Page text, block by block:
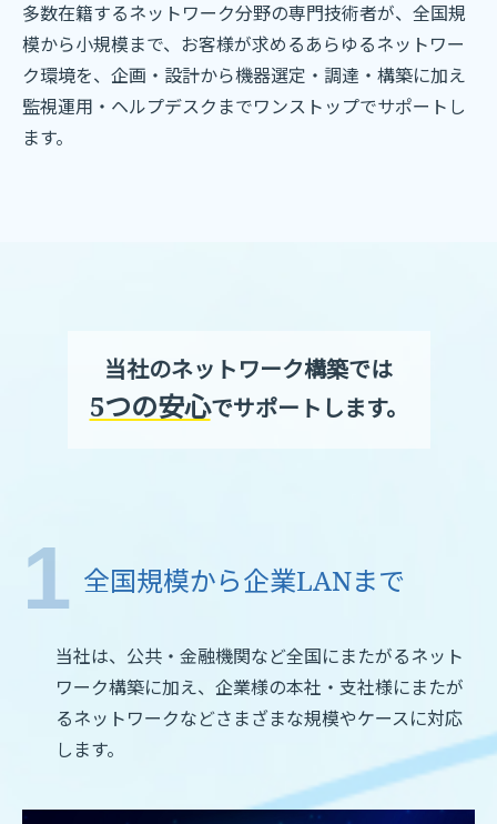
多数在籍するネットワーク分野の専門技術者が、全国規
模から小規模まで、お客様が求めるあらゆるネットワー
ク環境を、 企画・設計から機器選定・調達・構築に加え
監視運用・ヘルプデスクまでワンストップでサポートし
ます。
当社のネットワーク構築では
5つの安心でサポートします。
全国規模から企業LANまで
当社は、公共・金融機関など全国にまたがるネット
ワーク構築に加え、企業様の本社・支社様にまたが
るネットワークなどさまざまな規模やケースに対応
します。